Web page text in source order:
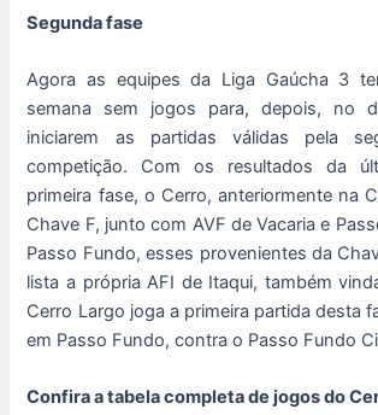
Segunda fase
Agora as equipes da Liga Gaúcha 3
semana sem jogos para, depois, no
iniciarem as partidas válidas pela
competição. Com os resultados da
primeira fase, o Cerro, anteriormente na
Chave F, junto com AVF de Vacaria e
Passo Fundo, esses provenientes da
lista a própria AFI de Itaqui, também
Cerro Largo joga a primeira partida desta
em Passo Fundo, contra o Passo Fundo
Confira a tabela completa de jogos do